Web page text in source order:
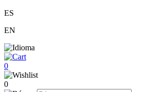
ES
EN
0
0